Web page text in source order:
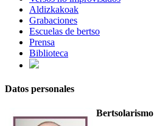
Aldizkakoak
Grabaciones
Escuelas de bertso
Prensa
Biblioteca
Datos personales
Bertsolarismo